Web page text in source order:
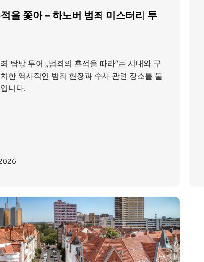
을 쫓아 – 하노버 범죄 미스터리 투
탐방 투어 „범죄의 흔적을 따라“는 시내와 구
한 역사적인 범죄 현장과 수사 관련 장소를 둘
니다.